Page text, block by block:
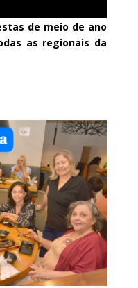
de meio de ano
as regionais da